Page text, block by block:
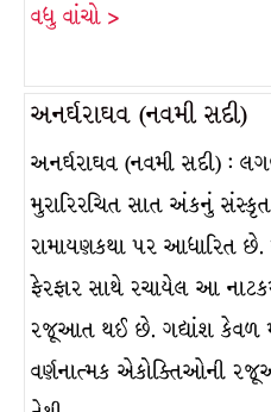
વધુ વાંચો >
અનર્ઘરાઘવ (નવમી સદી)
અનર્ઘરાઘવ (નવમી સદી) :
મુરારિરચિત સાત અંકનું
રામાયણકથા પર આધારિત
ફેરફાર સાથે રચાયેલ આ
રજૂઆત થઈ છે. ગદ્યાંશ કેવળ
વર્ણનાત્મક એકોક્તિઓની